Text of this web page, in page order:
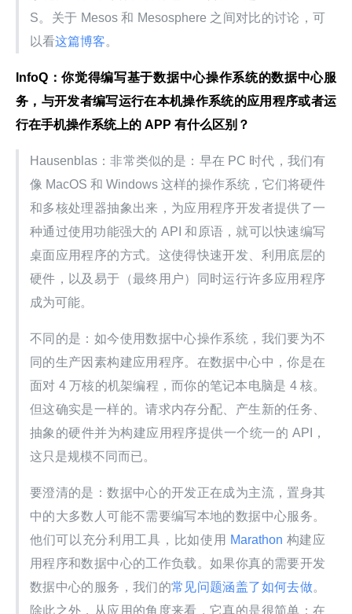
S。关于 Mesos 和 Mesosphere 之间对比的讨论，可
以看这篇博客。
InfoQ：你觉得编写基于数据中心操作系统的数据中心服
务，与开发者编写运行在本机操作系统的应用程序或者运
行在手机操作系统上的 APP 有什么区别？
Hausenblas：非常类似的是：早在 PC 时代，我们有
像 MacOS 和 Windows 这样的操作系统，它们将硬件
和多核处理器抽象出来，为应用程序开发者提供了一
种通过使用功能强大的 API 和原语，就可以快速编写
桌面应用程序的方式。这使得快速开发、利用底层的
硬件，以及易于（最终用户）同时运行许多应用程序
成为可能。
不同的是：如今使用数据中心操作系统，我们要为不
同的生产因素构建应用程序。在数据中心中，你是在
面对 4 万核的机架编程，而你的笔记本电脑是 4 核。
但这确实是一样的。请求内存分配、产生新的任务、
抽象的硬件并为构建应用程序提供一个统一的 API，
这只是规模不同而已。
要澄清的是：数据中心的开发正在成为主流，置身其
中的大多数人可能不需要编写本地的数据中心服务。
他们可以充分利用工具，比如使用 Marathon 构建应
用程序和数据中心的工作负载。如果你真的需要开发
数据中心的服务，我们的常见问题涵盖了如何去做。
除此之外，从应用的角度来看，它真的是很简单：在